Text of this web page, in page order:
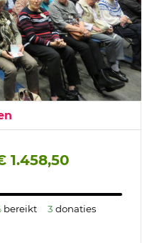
1.458,50
bereikt 3 donaties